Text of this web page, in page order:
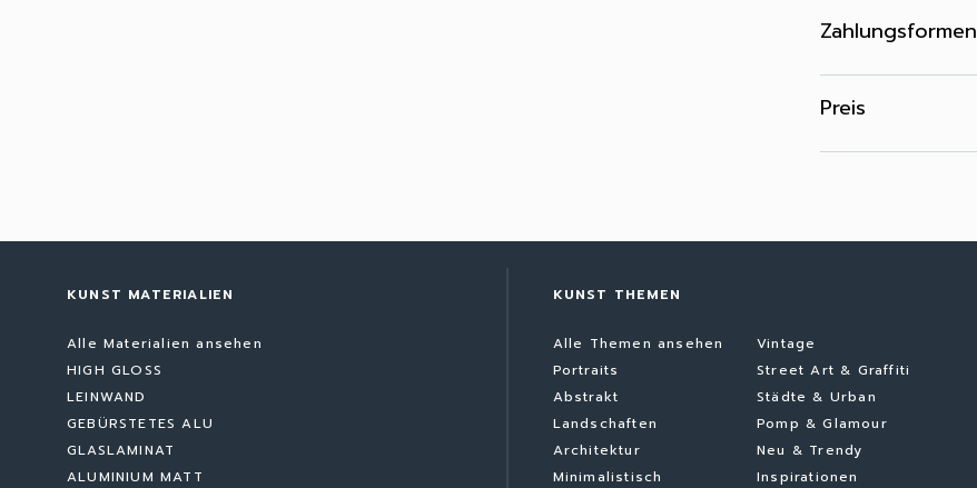
Zahlungsformen
Preis
KUNST MATERIALIEN
Alle Materialien ansehen
HIGH GLOSS
LEINWAND
GEBÜRSTETES ALU
GLASLAMINAT
ALUMINIUM MATT
KUNST THEMEN
Alle Themen ansehen
Portraits
Abstrakt
Landschaften
Architektur
Minimalistisch
Vintage
Street Art & Graffiti
Städte & Urban
Pomp & Glamour
Neu & Trendy
Inspirationen